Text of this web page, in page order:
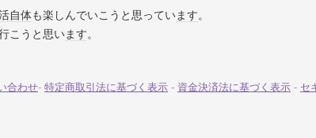
自体も楽しんでいこうと思っています。
こうと思います。
合わせ- 特定商取引法に基づく表示 - 資金決済法に基づく表示 - セ